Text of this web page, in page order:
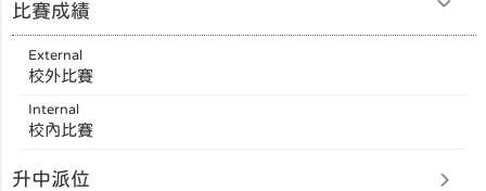
比賽成績
External
校外比賽
Internal
校內比賽
升中派位